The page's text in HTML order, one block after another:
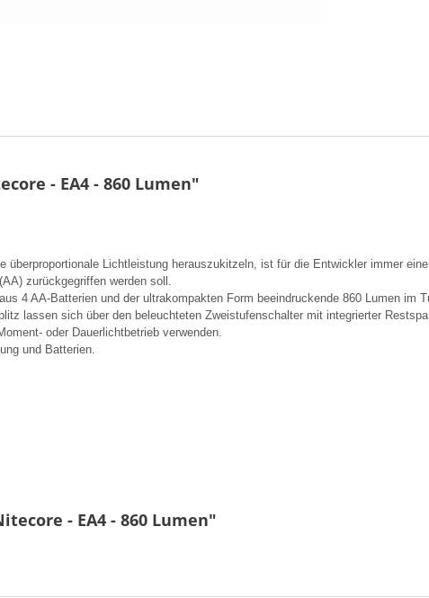
- EA4 - 860 Lumen"
überproportionale Lichtleistung herauszukitzeln, ist für die Entwickler immer
zurückgegriffen werden soll.
4 AA-Batterien und der ultrakompakten Form beeindruckende 860 Lumen im
lassen sich über den beleuchteten Zweistufenschalter mit integrierter
oder Dauerlichtbetrieb verwenden.
und Batterien.
- EA4 - 860 Lumen"